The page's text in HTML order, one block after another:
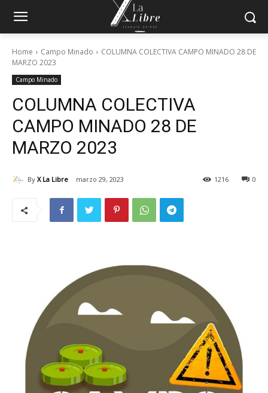
Home Campo Minado
COLUMNA COLECTIVA CAMPO MINADO 28 DE
MARZO 2023
Campo Minado
COLUMNA COLECTIVA
CAMPO MINADO 28 DE
MARZO 2023
By X La Libre marzo 29, 2023 0
1216